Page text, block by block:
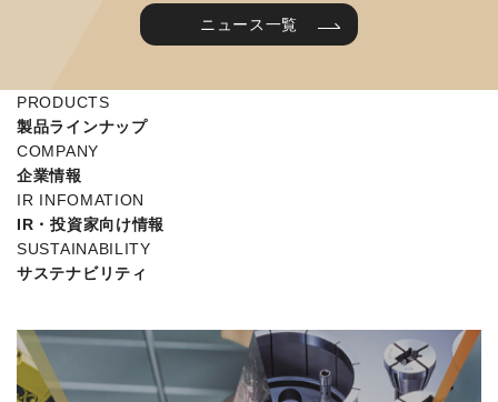
ニュース一覧
PRODUCTS
製品ラインナップ
COMPANY
企業情報
IR INFOMATION
IR・投資家向け情報
SUSTAINABILITY
サステナビリティ